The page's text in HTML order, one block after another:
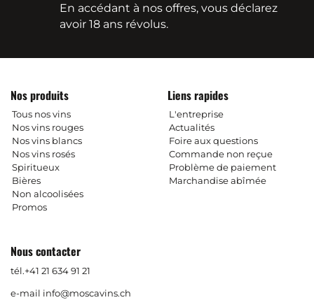
En accédant à nos offres, vous déclarez
avoir 18 ans révolus.
Nos produits
Tous nos vins
Nos vins rouges
Nos vins blancs
Nos vins rosés
Spiritueux
Bières
Non alcoolisées
Promos
Liens rapides
L'entreprise
Actualités
Foire aux questions
Commande non reçue
Problème de paiement
Marchandise abîmée
Nous contacter
tél.+41 21 634 91 21
e-mail info@moscavins.ch